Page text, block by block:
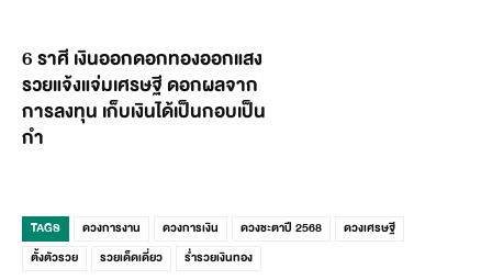
6 ราศี เงินออกดอกทองออกแสง
รวยแจ้งแจ่มเศรษฐี ดอกผลจาก
การลงทุน เก็บเงินได้เป็นกอบเป็น
กำ
TAGS ดวงการงาน ดวงการเงิน ดวงชะตาปี 2568
ดวงเศรษฐี
ตั้งตัวรวย
รวยเด็ดเดี่ยว ร่ำรวยเงินทอง